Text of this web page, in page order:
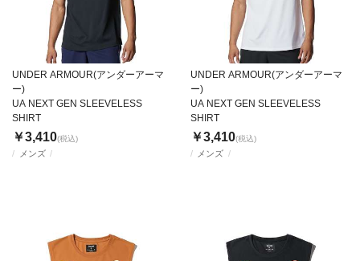
メンズ
UNDER ARMOUR(アンダーアーマ
ー)
UA NEXT GEN SLEEVELESS
SHIRT
￥3,410(税込)
メンズ
UNDER ARMOUR(アンダーアーマ
ー)
UA NEXT GEN SLEEVELESS
SHIRT
￥3,410(税込)